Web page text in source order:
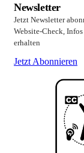
Newsletter
Jetzt Newsletter
Website-Check,
erhalten
Jetzt Abonnieren